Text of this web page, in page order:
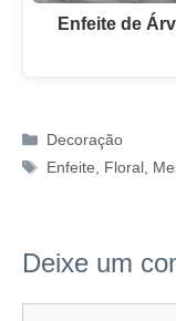
Enfeite de
Categorias
Decoração
Tags
Enfeite Floral
Deixe um